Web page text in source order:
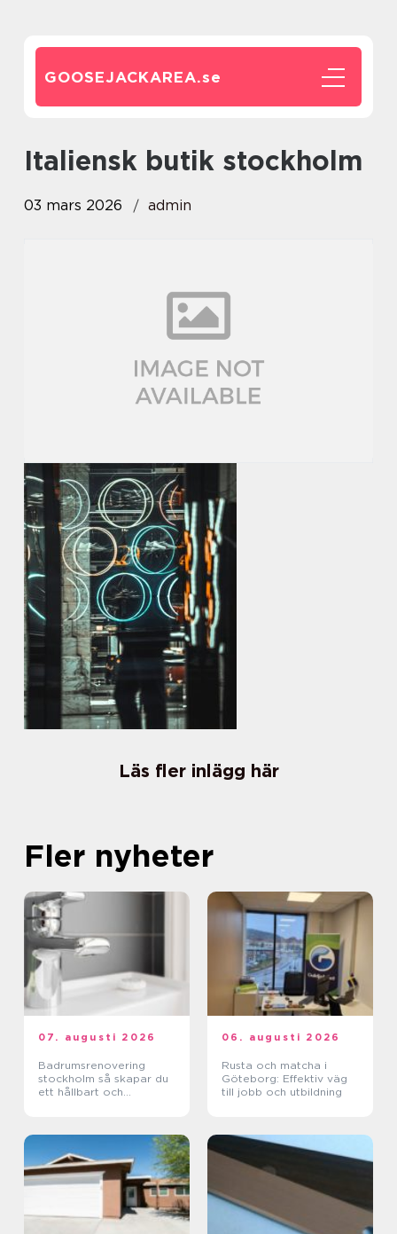
GOOSEJACKAREA.se
italiensk butik stockholm
03 mars 2026 admin
Läs fler inlägg här
Fler nyheter
07. augusti 2026
Badrumsrenovering
stockholm så skapar du
ett hållbart och
06. augusti 2026
Rusta och matcha i
Göteborg: Effektiv väg
till jobb och utbildning